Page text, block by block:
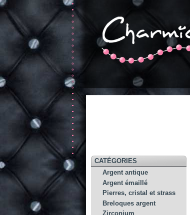
CATÉGORIES
Argent antique
Argent émaillé
Pierres, cristal et strass
Breloques argent
Zirconium